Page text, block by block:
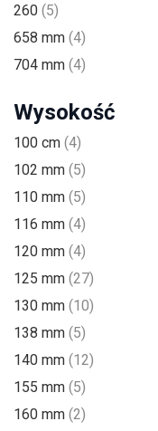
260 (5)
658 mm (4)
704 mm (4)
Wysokość
100 cm (4)
102 mm (5)
110 mm (5)
116 mm (4)
120 mm (4)
125 mm (27)
130 mm (10)
138 mm (5)
140 mm (12)
155 mm (5)
160 mm (2)